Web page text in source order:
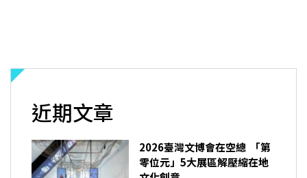
近期文章
2026臺灣文博會在空總 「第
零位元」5大展區解壓縮在地